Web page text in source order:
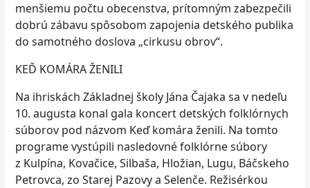
menšiemu počtu obecenstva, prítomným zabezpečili
dobrú zábavu spôsobom zapojenia detského publika
do samotného doslova „cirkusu obrov“.
KEĎ KOMÁRA ŽENILI
Na ihriskách Základnej školy Jána Čajaka sa v nedeľu
10. augusta konal gala koncert detských folklórnych
súborov pod názvom Keď komára ženili. Na tomto
programe vystúpili nasledovné folklórne súbory
z Kulpína, Kovačice, Silbaša, Hložian, Lugu, Báčskeho
Petrovca, zo Starej Pazovy a Selenče. Režisérkou